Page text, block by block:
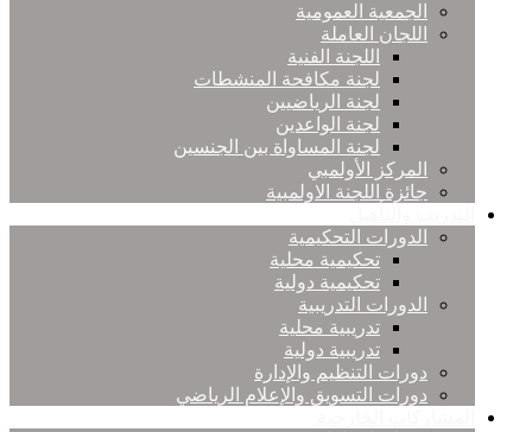
الجمعية العمومية
اللجان العاملة
اللجنة الفنية
لجنة مكافحة المنشطات
لجنة الرياضيين
لجنة الواعدين
لجنة المساواة بين الجنسين
المركز الأولمبي
جائزة اللجنة الاولمبية
الدورات التحكيمية
تحكيمية محلية
تحكيمية دولية
الدورات التدريبية
تدريبية محلية
تدريبية دولية
دورات التنظيم والإدارة
دورات التسويق والإعلام الرياضي